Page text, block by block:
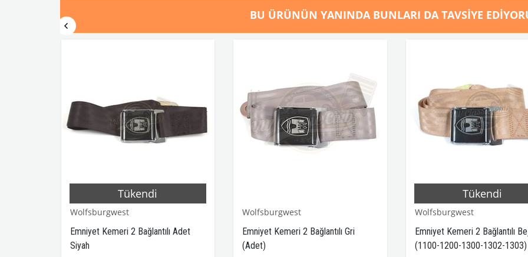
BU ÜRÜNÜN YANINDA BUNLARI DA TAVSIYE
Tükendi
Wolfsburgwest
Emniyet Kemeri 2 Bağlantılı Adet
Siyah
Wolfsburgwest
Emniyet Kemeri 2 Bağlantılı Gri
(Adet)
Tükendi
Wolfsburgwest
Emniyet Kemeri 2 Bağlantılı
(1100-1200-1300-1302-1303)